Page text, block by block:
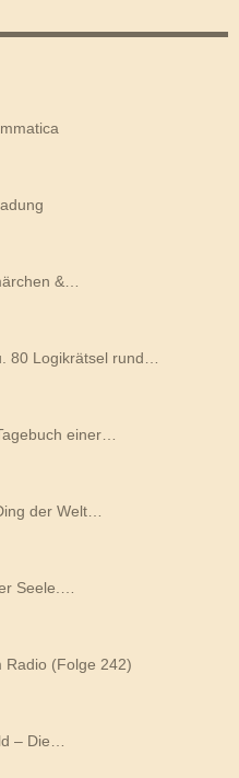
&…
80 Logikrätsel rund…
einer…
der Welt…
Seele.…
Radio (Folge 242)
– Die…